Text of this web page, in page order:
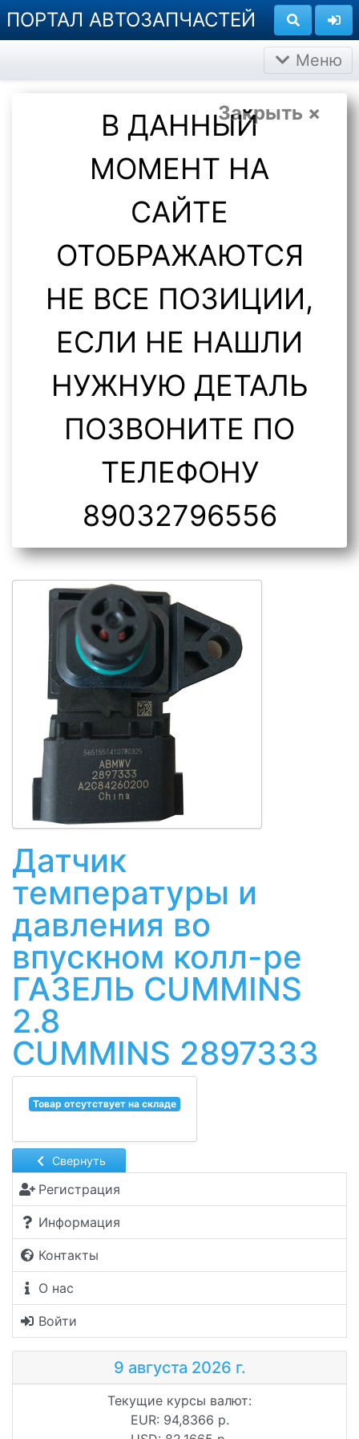
ПОРТАЛ АВТОЗАПЧАСТЕЙ
Меню
Закрыть ×
В ДАННЫЙ
МОМЕНТ НА
САЙТЕ
ОТОБРАЖАЮТСЯ
НЕ ВСЕ ПОЗИЦИИ,
ЕСЛИ НЕ НАШЛИ
НУЖНУЮ ДЕТАЛЬ
ПОЗВОНИТЕ ПО
ТЕЛЕФОНУ
89032796556
Свернуть
Регистрация
Информация
Контакты
О нас
Войти
9 августа 2026 г.
Текущие курсы валют:
EUR: 94,8366 р.
Датчик
температуры и
давления во
впускном колл-ре
ГАЗЕЛЬ CUMMINS
2.8
CUMMINS 2897333
Товар отсутствует на складе